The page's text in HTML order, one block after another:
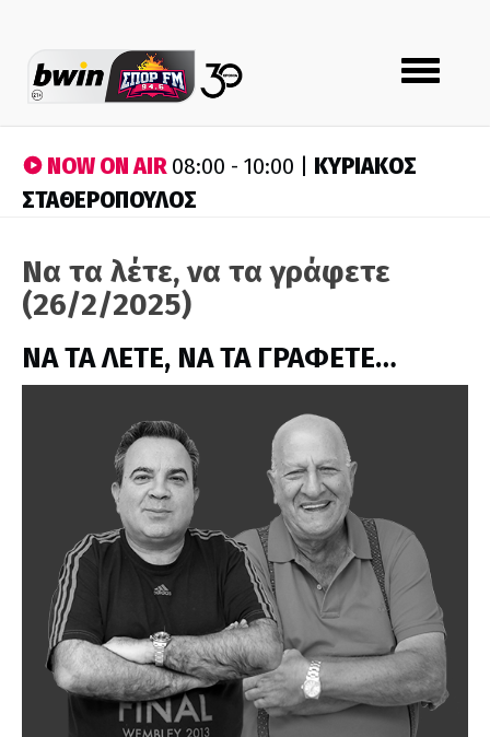
Toggle
navigation
NOW ON AIR08:00 - 10:00 | ΚΥΡΙΑΚΟΣ
ΣΤΑΘΕΡΟΠΟΥΛΟΣ
Να τα λέτε, να τα γράφετε
(26/2/2025)
ΝΑ ΤΑ ΛΕΤΕ, ΝΑ ΤΑ ΓΡΑΦΕΤΕ…